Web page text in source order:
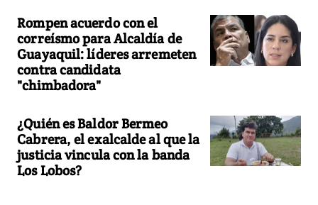
Rompen acuerdo con el
correísmo para Alcaldía de
Guayaquil: líderes arremeten
contra candidata
"chimbadora"
¿Quién es Baldor Bermeo
Cabrera, el exalcalde al que la
justicia vincula con la banda
Los Lobos?